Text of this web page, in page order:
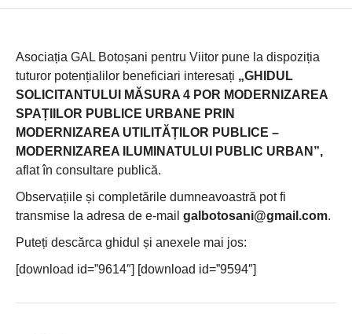
Asociația GAL Botoșani pentru Viitor pune la dispoziția
tuturor potențialilor beneficiari interesați „GHIDUL
SOLICITANTULUI MĂSURA 4 POR MODERNIZAREA
SPAȚIILOR PUBLICE URBANE PRIN
MODERNIZAREA UTILITĂȚILOR PUBLICE –
MODERNIZAREA ILUMINATULUI PUBLIC URBAN”,
aflat în consultare publică.
Observațiile și completările dumneavoastră pot fi
transmise la adresa de e-mail galbotosani@gmail.com.
Puteți descărca ghidul și anexele mai jos:
[download id=”9614″] [download id=”9594″]